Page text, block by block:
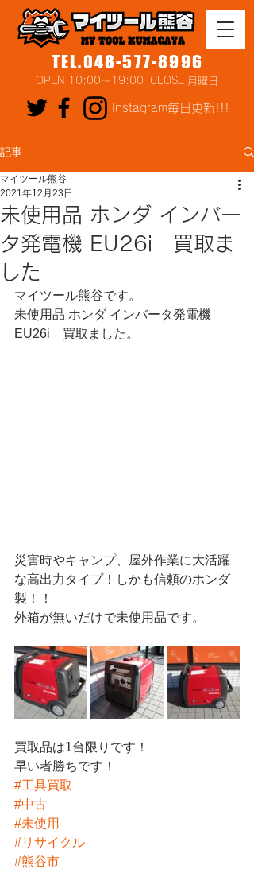
TEL.048-577-8996
OPEN 10:00～19:00 CLOSE 月曜日
Instagram毎日更新!!!
記事
未使用品 ホンダ インバー
タ発電機 EU26i 買取ま
した
マイツール熊谷
2021年12月23日
マイツール熊谷です。
未使用品 ホンダ インバータ発電機
EU26i　買取ました。
災害時やキャンプ、屋外作業に大活躍
な高出力タイプ！しかも信頼のホンダ
製！！
外箱が無いだけで未使用品です。
買取品は1台限りです！
早い者勝ちです！
#工具買取
#中古
#未使用
#リサイクル
#熊谷市